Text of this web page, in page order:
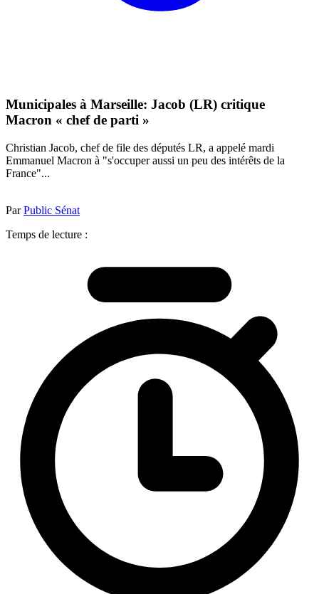
Municipales à Marseille: Jacob (LR) critique
Macron « chef de parti »
Christian Jacob, chef de file des députés LR, a appelé mardi
Emmanuel Macron à "s'occuper aussi un peu des intérêts de la
France"...
ParPublic Sénat
Temps de lecture :